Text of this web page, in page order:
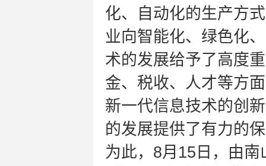
化、自动化的生产方
业向智能化、绿色化
术的发展给予了高度
金、税收、人才等方
新一代信息技术的创
的发展提供了有力的
为此，8月15日，由